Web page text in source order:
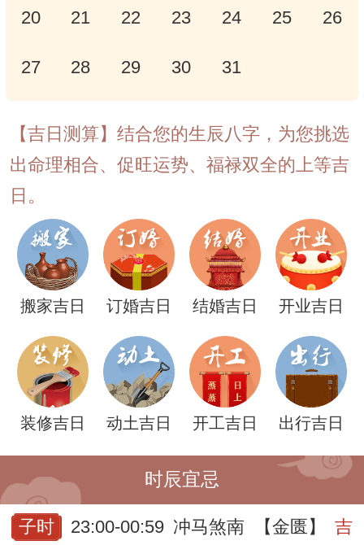
20 21 22 23 24 25 26
27 28 29 30 31
【吉日测算】结合您的生辰八字，为您挑选
出命理相合、促旺运势、福禄双全的上等吉
日。
搬家吉日 订婚吉日 结婚吉日 开业吉日
装修吉日 动土吉日 开工吉日 出行吉日
时辰宜忌
子时 23:00-00:59 冲马煞南 【金匮】 吉